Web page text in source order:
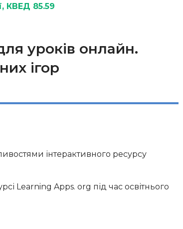
, КВЕД 85.59
уроків онлайн.
ігор
інтерактивного ресурсу
Learning Apps. org під час освітнього